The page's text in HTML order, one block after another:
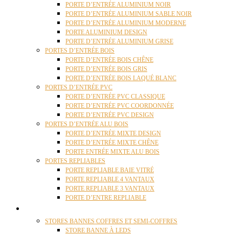
PORTE D’ENTRÉE ALUMINIUM NOIR
PORTE D’ENTRÉE ALUMINIUM SABLE NOIR
PORTE D’ENTRÉE ALUMINIUM MODERNE
PORTE ALUMINIUM DESIGN
PORTE D’ENTRÉE ALUMINIUM GRISE
PORTES D’ENTRÉE BOIS
PORTE D’ENTRÉE BOIS CHÊNE
PORTE D’ENTRÉE BOIS GRIS
PORTE D’ENTRÉE BOIS LAQUÉ BLANC
PORTES D’ENTRÉE PVC
PORTE D’ENTRÉE PVC CLASSIQUE
PORTE D’ENTRÉE PVC COORDONNÉE
PORTE D’ENTRÉE PVC DESIGN
PORTES D’ENTRÉE ALU BOIS
PORTE D’ENTRÉE MIXTE DESIGN
PORTE D’ENTRÉE MIXTE CHÊNE
PORTE ENTRÉE MIXTE ALU BOIS
PORTES REPLIABLES
PORTE REPLIABLE BAIE VITRÉ
PORTE REPLIABLE 4 VANTAUX
PORTE REPLIABLE 3 VANTAUX
PORTE D’ENTRE REPLIABLE
STORES BANNES COFFRES ET SEMI-COFFRES
STORE BANNE À LEDS